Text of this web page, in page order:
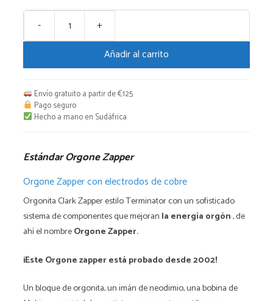
-
Estándar
Orgone
+
Añadir al carrito
Envío gratuito a partir de €125
Pago seguro
Hecho a mano en Sudáfrica
Estándar Orgone Zapper
Orgone Zapper con electrodos de cobre
Orgonita Clark Zapper estilo Terminator con un sofisticado
sistema de componentes que mejoran la energía orgón, de
ahí el nombreOrgone Zapper.
¡Este Orgone zapper está probado desde 2002!
Un bloque de orgonita, un imán de neodimio, una bobina de